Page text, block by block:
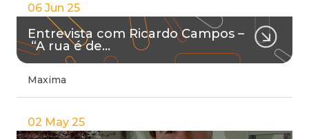
06 Jun 25
Entrevista com Ricardo Campos –
“A rua é de…
Maxima
02 May 25